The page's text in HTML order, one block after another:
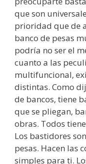
que son
prioridad que de
banco de pesas
podría no ser el
cuanto a las
multifuncional,
distintas. Como
de bancos, tiene
que se pliegan,
obras. Todos
Los bastidores
pesas. Hacen las
simples para ti.